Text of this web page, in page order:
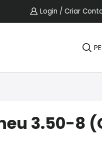
5% OFF
Login / Criar
3.50-8